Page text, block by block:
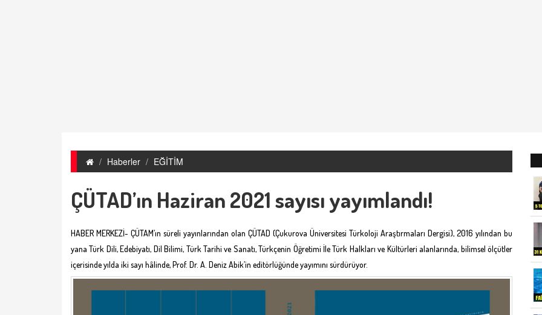
Haberler EĞİTİM
ÇÜTAD’ın Haziran 2021 sayısı yayımlandı!
HABER MERKEZİ- ÇÜTAM’ın süreli yayınlarından olan ÇÜTAD (Çukurova Üniversitesi Türkoloji Araştırmaları Dergisi), 2016 yılından bu
yana Türk Dili, Edebiyatı, Dil Bilimi, Türk Tarihi ve Sanatı, Türkçenin Öğretimi İle Türk Halkları ve Kültürleri alanlarında, bilimsel ölçütler
içerisinde yılda iki sayı hâlinde, Prof. Dr. A. Deniz Abik’in editörlüğünde yayımını sürdürüyor.